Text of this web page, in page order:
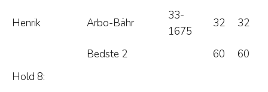
Henrik Arbo-Bähr
33-
1675
32 32
Bedste 2 60
60
Hold 8: